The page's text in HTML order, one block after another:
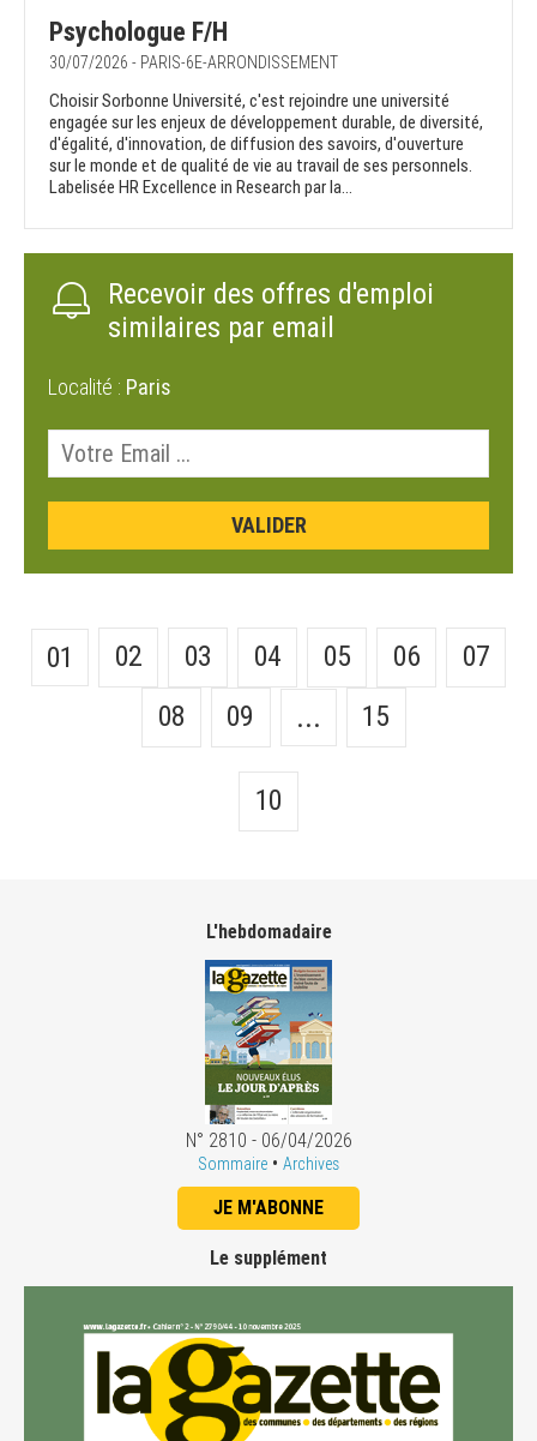
Psychologue F/H
30/07/2026 - PARIS-6E-ARRONDISSEMENT
Choisir Sorbonne Université, c'est rejoindre une université
engagée sur les enjeux de développement durable, de diversité,
d'égalité, d'innovation, de diffusion des savoirs, d'ouverture
sur le monde et de qualité de vie au travail de ses personnels.
Labelisée HR Excellence in Research par la...
Recevoir des offres d'emploi
similaires par email
Localité : Paris
01 02 03 04 05 06
07
08
09 ... 15
10
L'hebdomadaire
N° 2810 - 06/04/2026
Sommaire • Archives
JE M'ABONNE
Le supplément